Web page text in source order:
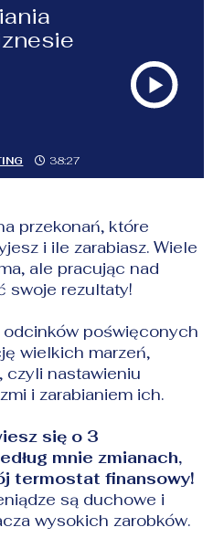
38:27
przekonań, które
i ile zarabiasz. Wiele
ale pracując nad
swoje rezultaty!
poświęconych
wielkich marzeń,
czyli nastawieniu
i zarabianiem ich.
się o 3
mnie zmianach,
termostat finansowy!
są duchowe i
wysokich zarobków.